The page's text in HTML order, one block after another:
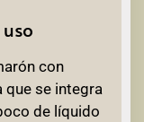
con
que se integra
de líquido